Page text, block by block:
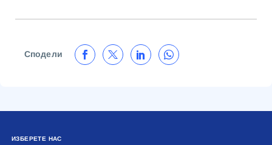
Сподели
ИЗБЕРЕТЕ НАС